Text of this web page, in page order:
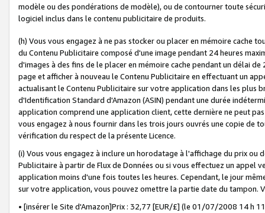
modèle ou des pondérations de modèle), ou de contourner toute
logiciel inclus dans le contenu publicitaire de produits.
(h) Vous vous engagez à ne pas stocker ou placer en mémoire cache
du Contenu Publicitaire composé d'une image pendant 24 heures
d'images à des fins de le placer en mémoire cache pendant un délai
page et afficher à nouveau le Contenu Publicitaire en effectuant un
actualisant le Contenu Publicitaire sur votre application dans les plus
d'Identification Standard d'Amazon (ASIN) pendant une durée
application comprend une application client, cette dernière ne peut
vous engagez à nous fournir dans les trois jours ouvrés une copie de
vérification du respect de la présente Licence.
(i) Vous vous engagez à inclure un horodatage à l'affichage du prix
Publicitaire à partir de Flux de Données ou si vous effectuez un appel
application moins d'une fois toutes les heures. Cependant, le jour
sur votre application, vous pouvez omettre la partie date du tampon.
• [insérer le Site d'Amazon]Prix : 32,77 [EUR/£] (le 01/07/2008 14 h